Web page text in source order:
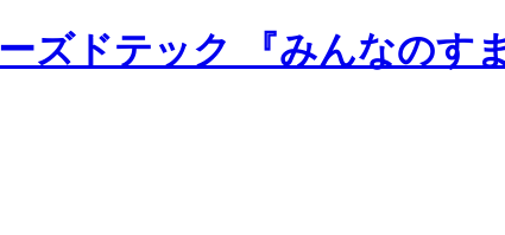
ズドテック 『みんなのす